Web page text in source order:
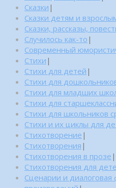
Сказки |
Сказки детям и
Сказки, рассказы,
Случилось как-то |
Современный
Стихи |
Стихи для детей |
Стихи для
Стихи для младших
Стихи для
Стихи для школьников
Стихи и их циклы для
Стихотворение |
Стихотворения |
Стихотворения в прозе |
Стихотворения для
Сценарии и диалоговая